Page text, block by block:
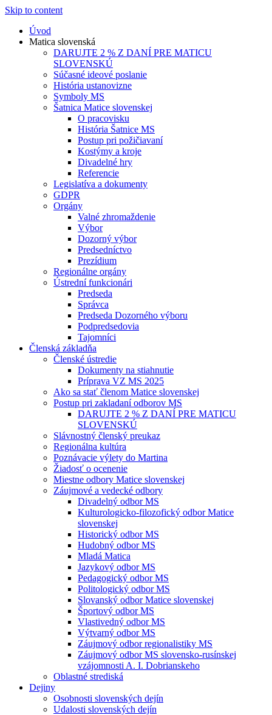
Skip to content
Úvod
Matica slovenská
DARUJTE 2 % Z DANÍ PRE MATICU
SLOVENSKÚ
Súčasné ideové poslanie
História ustanovizne
Symboly MS
Šatnica Matice slovenskej
O pracovisku
História Šatnice MS
Postup pri požičiavaní
Kostýmy a kroje
Divadelné hry
Referencie
Legislatíva a dokumenty
GDPR
Orgány
Valné zhromaždenie
Výbor
Dozorný výbor
Predsedníctvo
Prezídium
Regionálne orgány
Ústrední funkcionári
Predseda
Správca
Predseda Dozorného výboru
Podpredsedovia
Tajomníci
Členská základňa
Členské ústredie
Dokumenty na stiahnutie
Príprava VZ MS 2025
Ako sa stať členom Matice slovenskej
Postup pri zakladaní odborov MS
DARUJTE 2 % Z DANÍ PRE MATICU
SLOVENSKÚ
Slávnostný členský preukaz
Regionálna kultúra
Poznávacie výlety do Martina
Žiadosť o ocenenie
Miestne odbory Matice slovenskej
Záujmové a vedecké odbory
Divadelný odbor MS
Kulturologicko-filozofický odbor Matice
slovenskej
Historický odbor MS
Hudobný odbor MS
Mladá Matica
Jazykový odbor MS
Pedagogický odbor MS
Politologický odbor MS
Slovanský odbor Matice slovenskej
Športový odbor MS
Vlastivedný odbor MS
Výtvarný odbor MS
Záujmový odbor regionalistiky MS
Záujmový odbor MS slovensko-rusínskej
vzájomnosti A. I. Dobrianskeho
Oblastné strediská
Dejiny
Osobnosti slovenských dejín
Udalosti slovenských dejín